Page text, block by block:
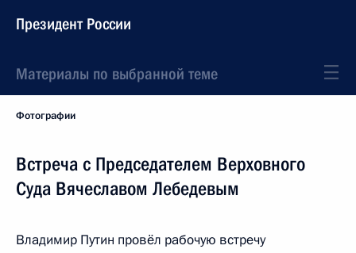
Президент России
Материалы по выбранной теме
Фотографии
Встреча с Председателем Верховного
Суда Вячеславом Лебедевым
Владимир Путин провёл рабочую встречу